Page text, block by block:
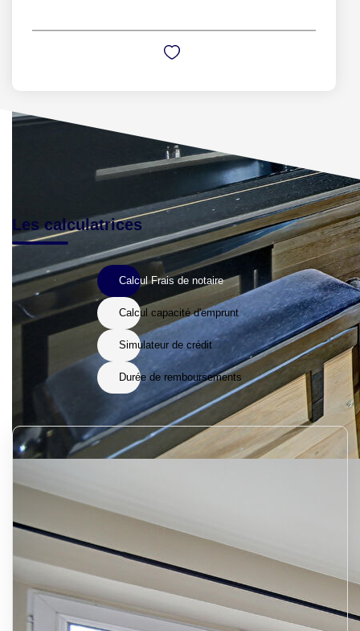
Les calculatrices
Calcul Frais de notaire
Calcul capacité d'emprunt
Simulateur de crédit
Durée de remboursements